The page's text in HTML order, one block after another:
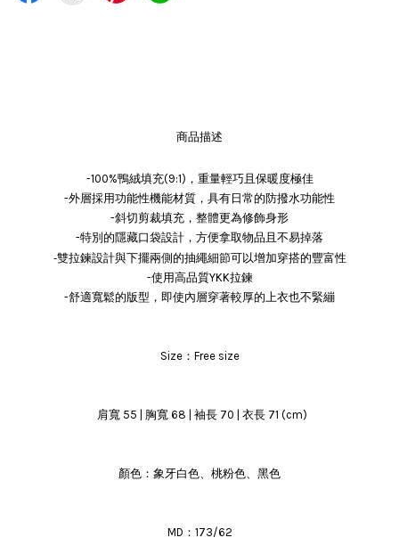
商品描述
-100%鴨絨填充(9:1)，重量輕巧且保暖度極佳
-外層採用功能性機能材質，具有日常的防撥水功能性
-斜切剪裁填充，整體更為修飾身形
-特別的隱藏口袋設計，方便拿取物品且不易掉落
-雙拉鍊設計與下擺兩側的抽繩細節可以增加穿搭的豐富性
-使用高品質YKK拉鍊
-舒適寬鬆的版型，即使內層穿著較厚的上衣也不緊繃
Size：Free size
肩寬 55 | 胸寬 68 | 袖長 70 | 衣長 71 (cm)
顏色：象牙白色、桃粉色、黑色
MD：173/62